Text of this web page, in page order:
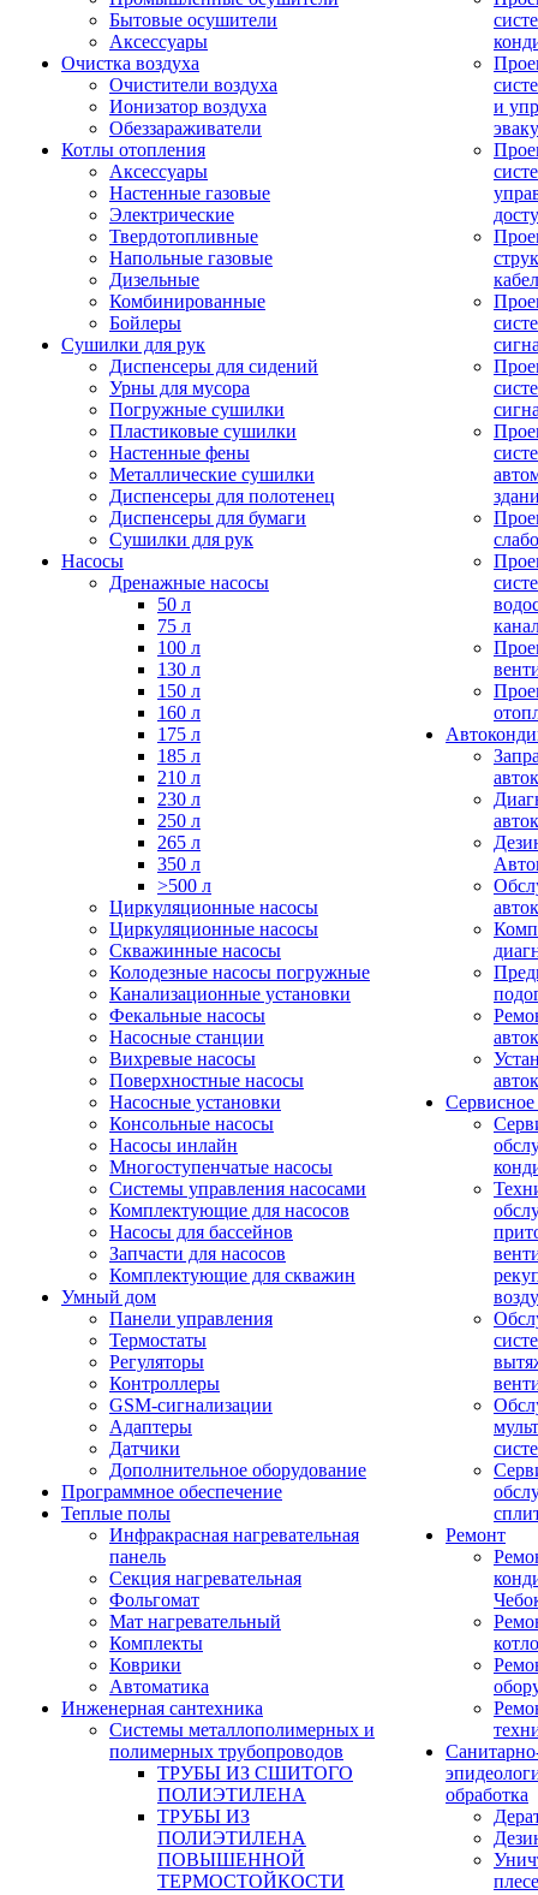
Бытовые осушители
Аксессуары
Очистка воздуха
Очистители воздуха
Ионизатор воздуха
Обеззараживатели
Котлы отопления
Аксессуары
Настенные газовые
Электрические
Твердотопливные
Напольные газовые
Дизельные
Комбинированные
Бойлеры
Сушилки для рук
Диспенсеры для сидений
Урны для мусора
Погружные сушилки
Пластиковые сушилки
Настенные фены
Металлические сушилки
Диспенсеры для полотенец
Диспенсеры для бумаги
Сушилки для рук
Насосы
Дренажные насосы
50 л
75 л
100 л
130 л
150 л
160 л
175 л
185 л
210 л
230 л
250 л
265 л
350 л
>500 л
Циркуляционные насосы
Циркуляционные насосы
Скважинные насосы
Колодезные насосы погружные
Канализационные установки
Фекальные насосы
Насосные станции
Вихревые насосы
Поверхностные насосы
Насосные установки
Консольные насосы
Насосы инлайн
Многоступенчатые насосы
Системы управления насосами
Комплектующие для насосов
Насосы для бассейнов
Запчасти для насосов
Комплектующие для скважин
Умный дом
Панели управления
Термостаты
Регуляторы
Контроллеры
GSM-сигнализации
Адаптеры
Датчики
Дополнительное оборудование
Программное обеспечение
Теплые полы
Инфракрасная нагревательная
панель
Секция нагревательная
Фольгомат
Мат нагревательный
Комплекты
Коврики
Автоматика
Инженерная сантехника
Системы металлополимерных и
полимерных трубопроводов
ТРУБЫ ИЗ СШИТОГО
ПОЛИЭТИЛЕНА
ТРУБЫ ИЗ
ПОЛИЭТИЛЕНА
ПОВЫШЕННОЙ
ТЕРМОСТОЙКОСТИ
и
Ремонт
обработка